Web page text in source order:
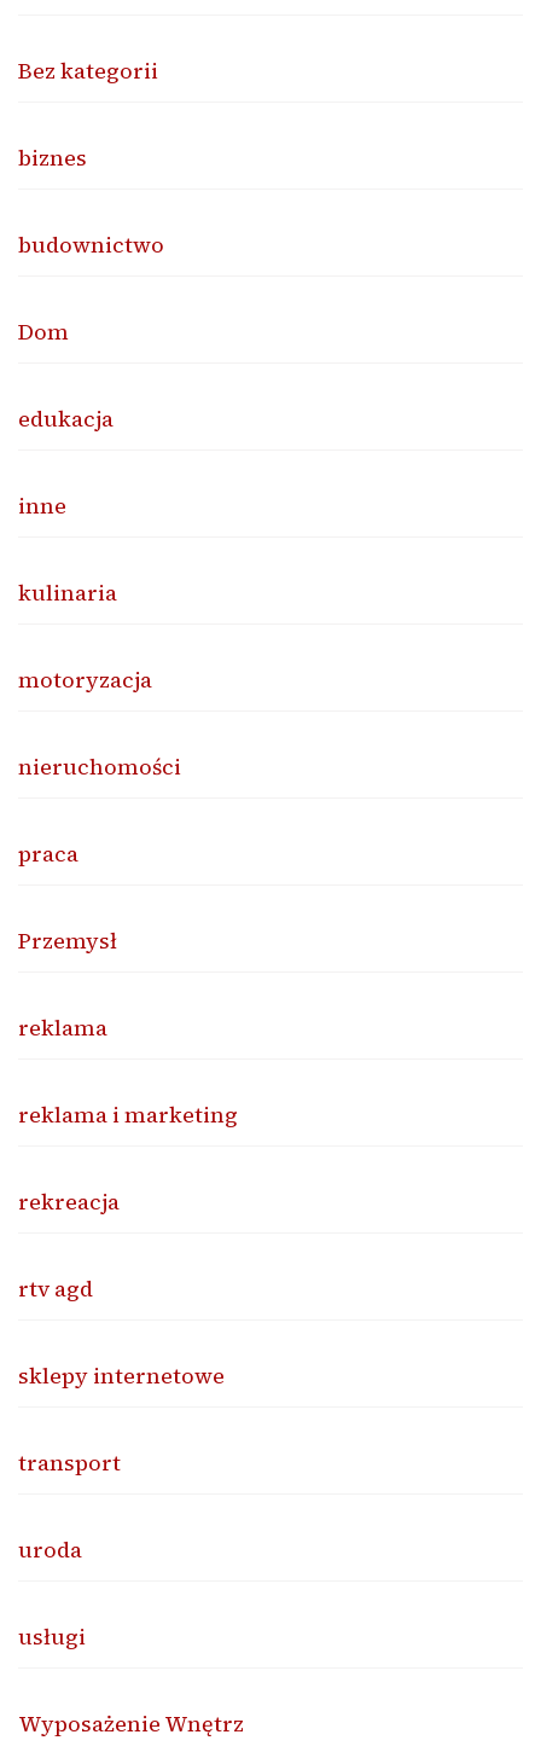
Bez kategorii
biznes
budownictwo
Dom
edukacja
inne
kulinaria
motoryzacja
nieruchomości
praca
Przemysł
reklama
reklama i marketing
rekreacja
rtv agd
sklepy internetowe
transport
uroda
usługi
Wyposażenie Wnętrz